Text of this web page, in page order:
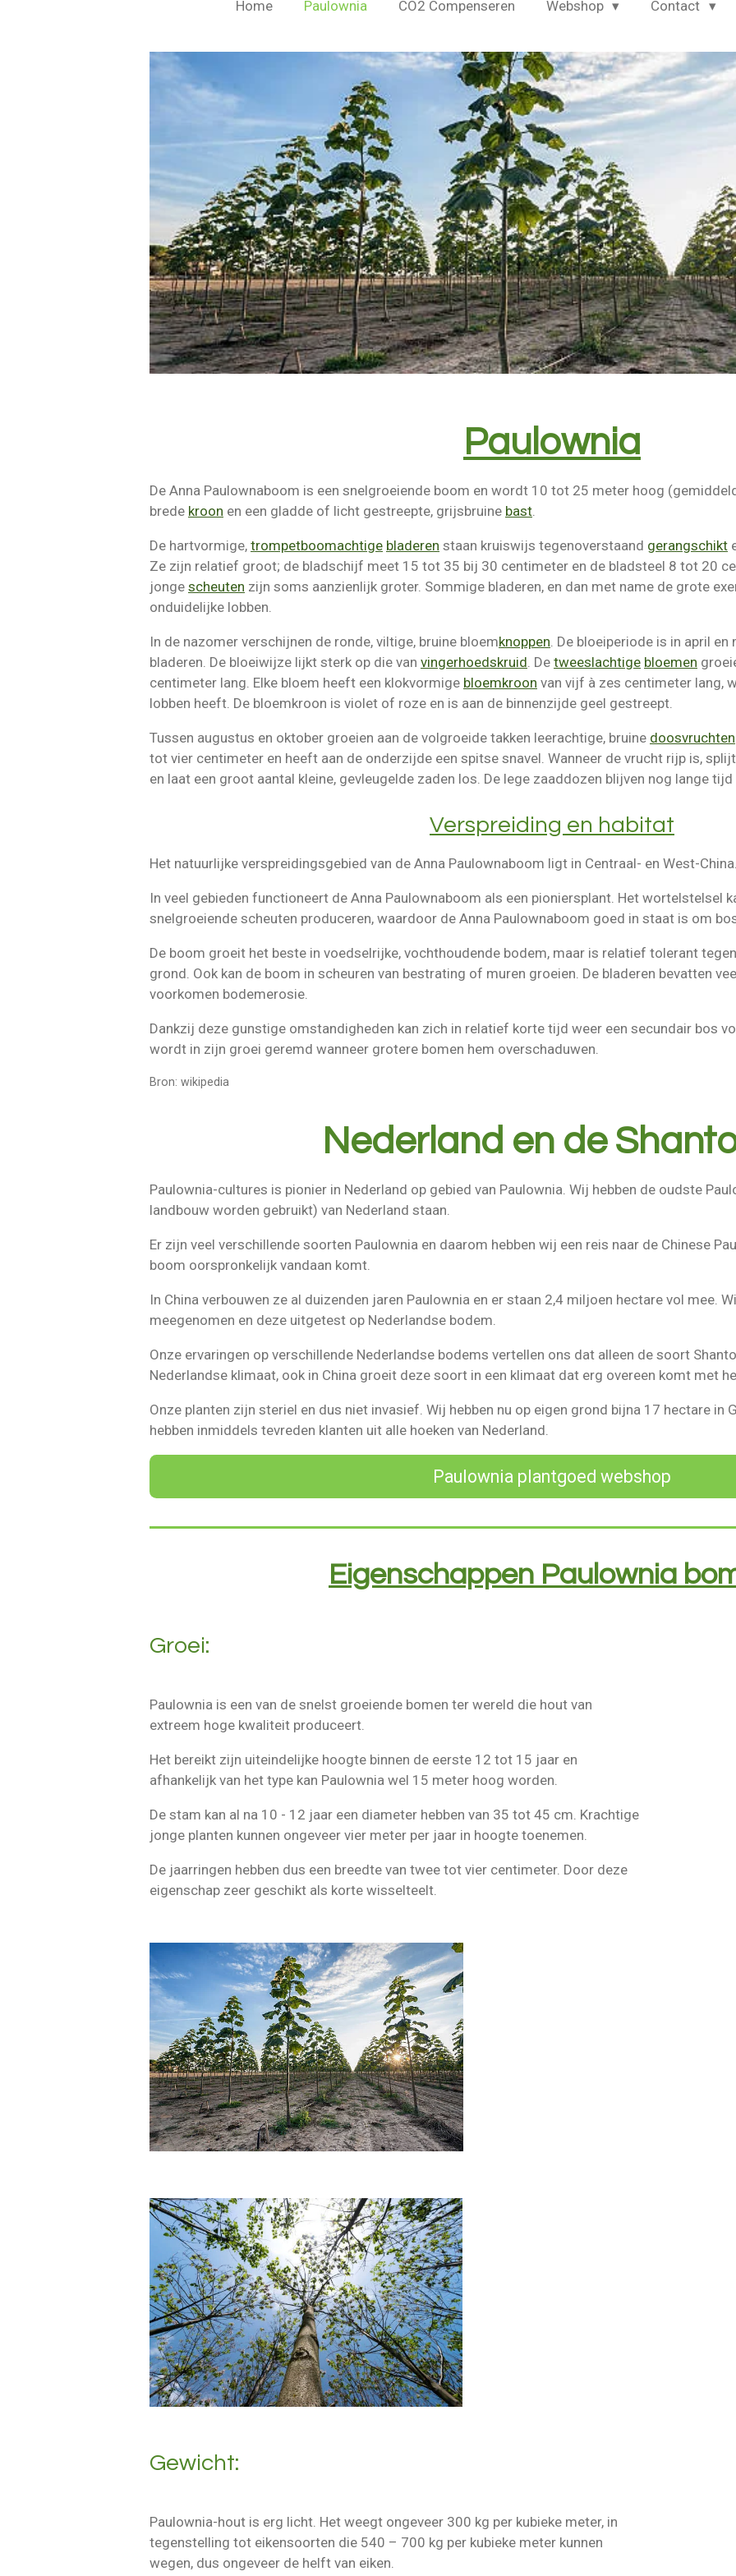
Home Paulownia CO2 Compenseren Webshop Contact
Paulownia
De Anna Paulownaboom is een snelgroeiende boom en wordt 10 tot 25 meter hoog
brede kroon en een gladde of licht gestreepte, grijsbruine bast.
De hartvormige, trompetboomachtige bladeren staan kruiswijs tegenoverstaand gerangschikt
Ze zijn relatief groot; de bladschijf meet 15 tot 35 bij 30 centimeter en de bladsteel 8 tot 20
jonge scheuten zijn soms aanzienlijk groter. Sommige bladeren, en dan met name de grote
onduidelijke lobben.
In de nazomer verschijnen de ronde, viltige, bruine bloemknoppen. De bloeiperiode is in april
bladeren. De bloeiwijze lijkt sterk op die van vingerhoedskruid. De tweeslachtige bloemen
centimeter lang. Elke bloem heeft een klokvormige bloemkroon van vijf à zes centimeter lang,
lobben heeft. De bloemkroon is violet of roze en is aan de binnenzijde geel gestreept.
Tussen augustus en oktober groeien aan de volgroeide takken leerachtige, bruine doosvruchten
tot vier centimeter en heeft aan de onderzijde een spitse snavel. Wanneer de vrucht rijp is,
en laat een groot aantal kleine, gevleugelde zaden los. De lege zaaddozen blijven nog lange
Verspreiding en habitat
Het natuurlijke verspreidingsgebied van de Anna Paulownaboom ligt in Centraal- en West-
In veel gebieden functioneert de Anna Paulownaboom als een pioniersplant . Het wortelstelsel
snelgroeiende scheuten produceren, waardoor de Anna Paulownaboom goed in staat is om
De boom groeit het beste in voedselrijke, vochthoudende bodem, maar is relatief tolerant
grond. Ook kan de boom in scheuren van bestrating of muren groeien. De bladeren bevatten
voorkomen bodemerosie
Dankzij deze gunstige omstandigheden kan zich in relatief korte tijd weer een secundair bos
wordt in zijn groei geremd wanneer grotere bomen hem overschaduwen.
Bron: wikipedia
Nederland en de
Paulownia-cultures is pionier in Nederland op gebied van Paulownia. Wij hebben de oudste
landbouw worden gebruikt) van Nederland staan.
Er zijn veel verschillende soorten Paulownia en daarom hebben wij een reis naar de Chinese
boom oorspronkelijk vandaan komt.
In China verbouwen ze al duizenden jaren Paulownia en er staan 2,4 miljoen hectare vol mee.
meegenomen en deze uitgetest op Nederlandse bodem.
Onze ervaringen op verschillende Nederlandse bodems vertellen ons dat alleen de soort
Nederlandse klimaat, ook in China groeit deze soort in een klimaat dat erg overeen komt met
Onze planten zijn steriel en dus niet invasief. Wij hebben nu op eigen grond bijna 17 hectare in
hebben inmiddels tevreden klanten uit alle hoeken van Nederland.
Paulownia plantgoed webshop
Eigenschappen Paulownia
Groei:
Paulownia is een van de snelst groeiende bomen ter wereld die hout van
extreem hoge kwaliteit produceert.
Het bereikt zijn uiteindelijke hoogte binnen de eerste 12 tot 15 jaar en
afhankelijk van het type kan Paulownia wel 15 meter hoog worden.
De stam kan al na 10 - 12 jaar een diameter hebben van 35 tot 45 cm. Krachtige
jonge planten kunnen ongeveer vier meter per jaar in hoogte toenemen.
De jaarringen hebben dus een breedte van twee tot vier centimeter. Door deze
eigenschap zeer geschikt als korte wisselteelt.
Gewicht:
Paulownia-hout is erg licht. Het weegt ongeveer 300 kg per kubieke meter, in
tegenstelling tot eikensoorten die 540 – 700 kg per kubieke meter kunnen
wegen, dus ongeveer de helft van eiken.